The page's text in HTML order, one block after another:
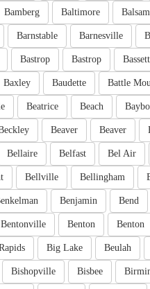
Baltimore
Bamberg
Barnesville
Barnstable
Bassett
Bastrop
Bastrop
Battle
Baudette
Baxley
Beach
Beatrice
Beaver
Beaver
Bel Air
Belfast
Bellaire
Bellingham
Bellville
Bend
Benjamin
Benton
Benton
Bentonville
Beulah
Big Lake
Bisbee
Bishopville